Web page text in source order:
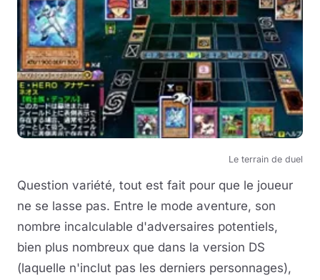
Le terrain de duel
Question variété, tout est fait pour que le joueur
ne se lasse pas. Entre le mode aventure, son
nombre incalculable d'adversaires potentiels,
bien plus nombreux que dans la version DS
(laquelle n'inclut pas les derniers personnages),